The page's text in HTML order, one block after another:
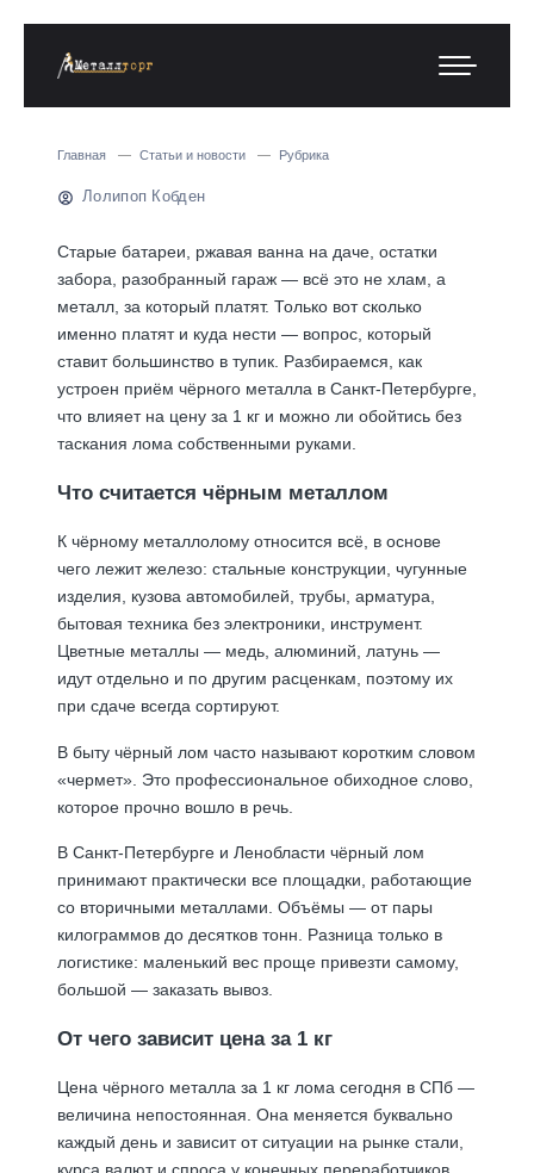
Главная Статьи и новости Рубрика
Лолипоп Кобден
Старые батареи, ржавая ванна на даче, остатки
забора, разобранный гараж — всё это не хлам, а
металл, за который платят. Только вот сколько
именно платят и куда нести — вопрос, который
ставит большинство в тупик. Разбираемся, как
устроен приём чёрного металла в Санкт-Петербурге,
что влияет на цену за 1 кг и можно ли обойтись без
таскания лома собственными руками.
Что считается чёрным металлом
К чёрному металлолому относится всё, в основе
чего лежит железо: стальные конструкции, чугунные
изделия, кузова автомобилей, трубы, арматура,
бытовая техника без электроники, инструмент.
Цветные металлы — медь, алюминий, латунь —
идут отдельно и по другим расценкам, поэтому их
при сдаче всегда сортируют.
В быту чёрный лом часто называют коротким словом
«чермет». Это профессиональное обиходное слово,
которое прочно вошло в речь.
В Санкт-Петербурге и Ленобласти чёрный лом
принимают практически все площадки, работающие
со вторичными металлами. Объёмы — от пары
килограммов до десятков тонн. Разница только в
логистике: маленький вес проще привезти самому,
большой — заказать вывоз.
От чего зависит цена за 1 кг
Цена чёрного металла за 1 кг лома сегодня в СПб —
величина непостоянная. Она меняется буквально
каждый день и зависит от ситуации на рынке стали,